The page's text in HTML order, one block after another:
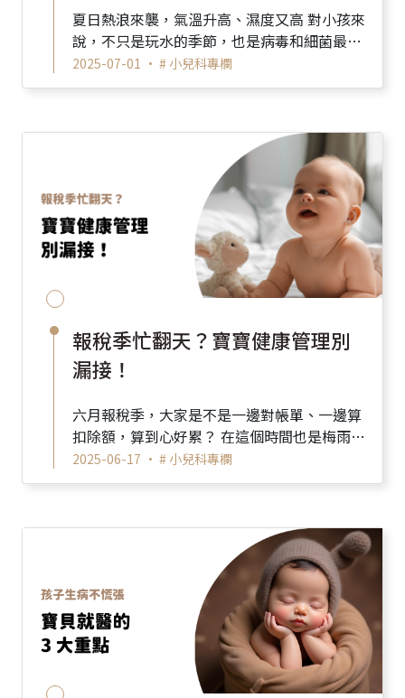
夏日熱浪來襲，氣溫升高、濕度又高 對小孩來
說，不只是玩水的季節，也是病毒和細菌最愛
出沒的時候！ 東和提醒家長們，這3種常見疾
病在夏季特別...
2025-07-01 • # 小兒科專欄
報稅季忙翻天？寶寶健康管理別
漏接！
六月報稅季，大家是不是一邊對帳單、一邊算
扣除額，算到心好累？ 在這個時間也是梅雨
季，天氣悶熱容易造成病毒流行 所以我們列了
寶寶健康管理...
2025-06-17 • # 小兒科專欄